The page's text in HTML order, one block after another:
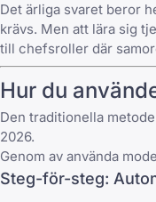
Det ärliga svaret beror
krävs. Men att lära sig
till chefsroller där
Hur du
Den traditionella
2026.
Genom av använda
Steg-för-steg: